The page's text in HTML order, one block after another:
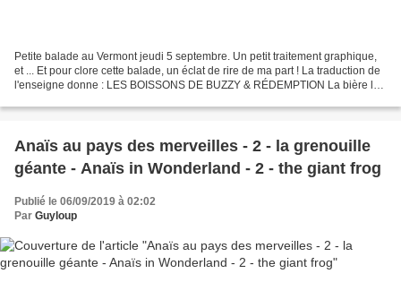
Petite balade au Vermont jeudi 5 septembre. Un petit traitement graphique,
et ... Et pour clore cette balade, un éclat de rire de ma part ! La traduction de
l'enseigne donne : LES BOISSONS DE BUZZY & RÉDEMPTION La bière la
Anaïs au pays des merveilles - 2 - la grenouille
géante - Anaïs in Wonderland - 2 - the giant frog
Publié le 06/09/2019 à 02:02
Par Guyloup